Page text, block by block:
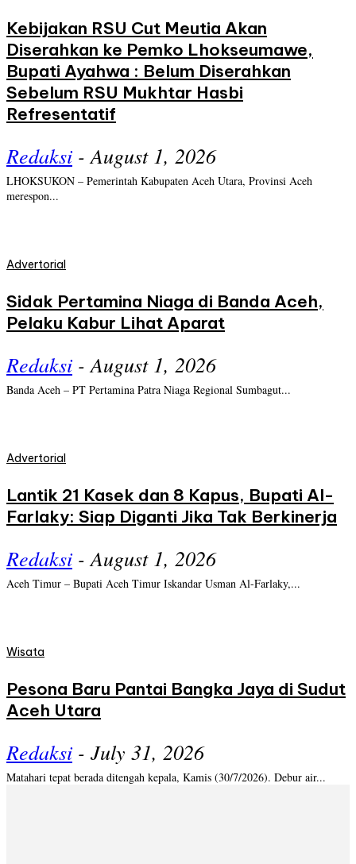
Kebijakan RSU Cut Meutia Akan
Diserahkan ke Pemko Lhokseumawe,
Bupati Ayahwa : Belum Diserahkan
Sebelum RSU Mukhtar Hasbi
Refresentatif
Redaksi - August 1, 2026
LHOKSUKON – Pemerintah Kabupaten Aceh Utara, Provinsi Aceh
merespon...
Advertorial
Sidak Pertamina Niaga di Banda Aceh,
Pelaku Kabur Lihat Aparat
Redaksi - August 1, 2026
Banda Aceh – PT Pertamina Patra Niaga Regional Sumbagut...
Advertorial
Lantik 21 Kasek dan 8 Kapus, Bupati Al-
Farlaky: Siap Diganti Jika Tak Berkinerja
Redaksi - August 1, 2026
Aceh Timur – Bupati Aceh Timur Iskandar Usman Al-Farlaky,...
Wisata
Pesona Baru Pantai Bangka Jaya di Sudut
Aceh Utara
Redaksi - July 31, 2026
Matahari tepat berada ditengah kepala, Kamis (30/7/2026). Debur air...